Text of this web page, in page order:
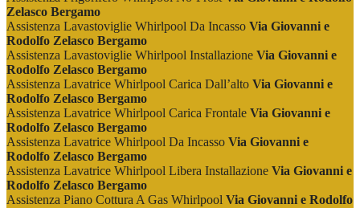
Zelasco Bergamo
Assistenza Lavastoviglie Whirlpool Da Incasso Via Giovanni e
Rodolfo Zelasco Bergamo
Assistenza Lavastoviglie Whirlpool Installazione Via Giovanni e
Rodolfo Zelasco Bergamo
Assistenza Lavatrice Whirlpool Carica Dall’alto Via Giovanni e
Rodolfo Zelasco Bergamo
Assistenza Lavatrice Whirlpool Carica Frontale Via Giovanni e
Rodolfo Zelasco Bergamo
Assistenza Lavatrice Whirlpool Da Incasso Via Giovanni e
Rodolfo Zelasco Bergamo
Assistenza Lavatrice Whirlpool Libera Installazione Via Giovanni e
Rodolfo Zelasco Bergamo
Assistenza Piano Cottura A Gas Whirlpool Via Giovanni e Rodolfo